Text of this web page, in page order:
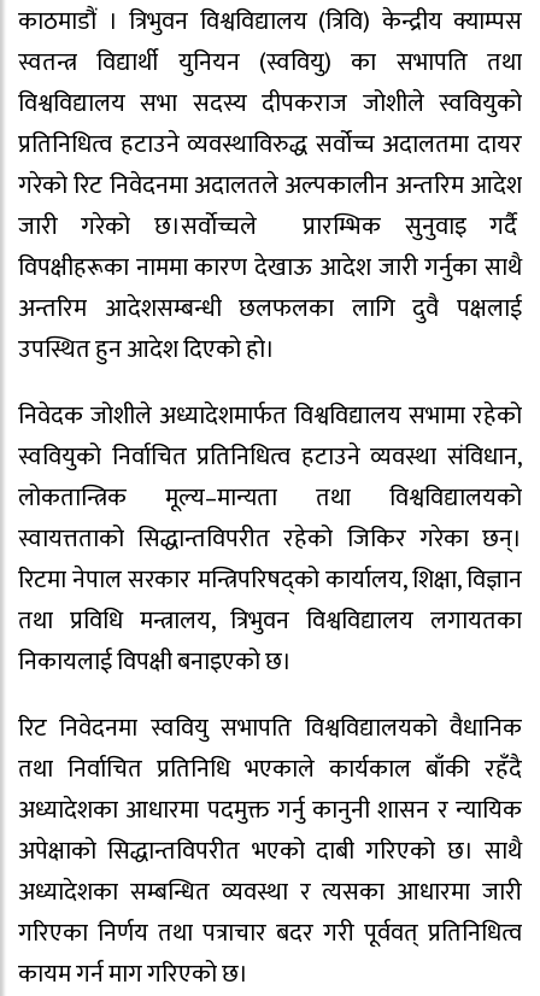
काठमाडौं । त्रिभुवन विश्वविद्यालय (त्रिवि) केन्द्रीय क्याम्पस
स्वतन्त्र विद्यार्थी युनियन (स्ववियु) का सभापति तथा
विश्वविद्यालय सभा सदस्य दीपकराज जोशीले स्ववियुको
प्रतिनिधित्व हटाउने व्यवस्थाविरुद्ध सर्वोच्च अदालतमा दायर
गरेको रिट निवेदनमा अदालतले अल्पकालीन अन्तरिम आदेश
जारी गरेको छ।सर्वाेच्चले प्रारम्भिक सुनुवाइ गर्दै
विपक्षीहरूका नाममा कारण देखाऊ आदेश जारी गर्नुका साथै
अन्तरिम आदेशसम्बन्धी छलफलका लागि दुवै पक्षलाई
उपस्थित हुन आदेश दिएको हो।
निवेदक जोशीले अध्यादेशमार्फत विश्वविद्यालय सभामा रहेको
स्ववियुको निर्वाचित प्रतिनिधित्व हटाउने व्यवस्था संविधान,
लोकतान्त्रिक मूल्य–मान्यता तथा विश्वविद्यालयको
स्वायत्तताको सिद्धान्तविपरीत रहेको जिकिर गरेका छन्।
रिटमा नेपाल सरकार मन्त्रिपरिषद्को कार्यालय, शिक्षा, विज्ञान
तथा प्रविधि मन्त्रालय, त्रिभुवन विश्वविद्यालय लगायतका
निकायलाई विपक्षी बनाइएको छ।
रिट निवेदनमा स्ववियु सभापति विश्वविद्यालयको वैधानिक
तथा निर्वाचित प्रतिनिधि भएकाले कार्यकाल बाँकी रहँदै
अध्यादेशका आधारमा पदमुक्त गर्नु कानुनी शासन र न्यायिक
अपेक्षाको सिद्धान्तविपरीत भएको दाबी गरिएको छ। साथै
अध्यादेशका सम्बन्धित व्यवस्था र त्यसका आधारमा जारी
गरिएका निर्णय तथा पत्राचार बदर गरी पूर्ववत् प्रतिनिधित्व
कायम गर्न माग गरिएको छ।